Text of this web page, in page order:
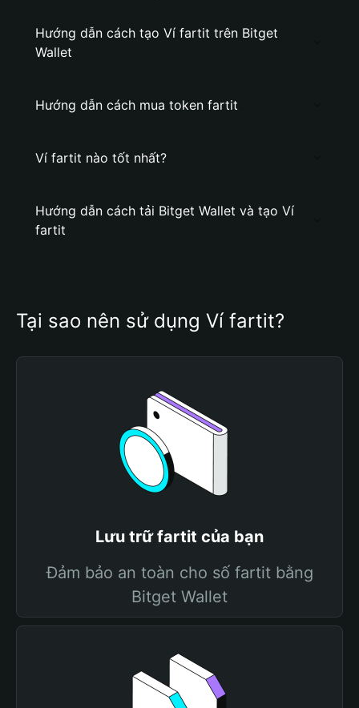
Hướng dẫn cách tạo Ví fartit trên Bitget
Wallet
Hướng dẫn cách mua token fartit
Ví fartit nào tốt nhất?
Hướng dẫn cách tải Bitget Wallet và tạo Ví
fartit
Tại sao nên sử dụng Ví fartit?
Lưu trữ fartit của bạn
Đảm bảo an toàn cho số fartit bằng
Bitget Wallet